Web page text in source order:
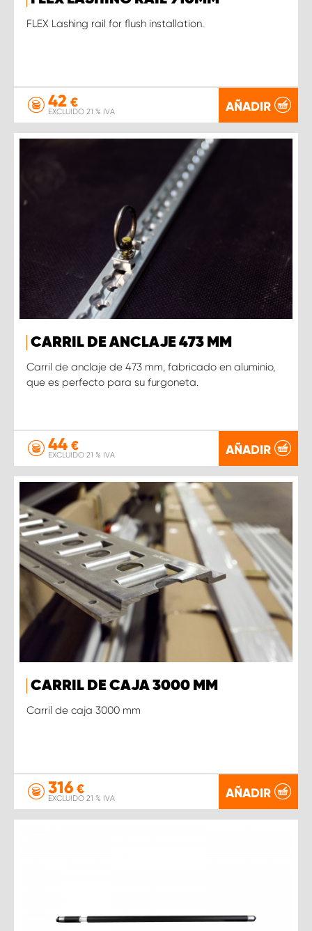
FLEX Lashing rail for flush installation.
42 €
EXCLUIDO 21 % IVA AÑADIR
CARRIL DE ANCLAJE 473 MM
Carril de anclaje de 473 mm, fabricado en aluminio,
que es perfecto para su furgoneta.
44 €
EXCLUIDO 21 % IVA AÑADIR
CARRIL DE CAJA 3000 MM
Carril de caja 3000 mm
316 €
EXCLUIDO 21 % IVA AÑADIR